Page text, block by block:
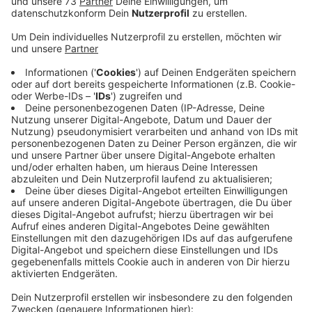
Keine Brandstiftung
Anzeige
Nach dem Brand einer Tenne in der Nienborger
Bauerschaft Wichum konnte die genaue Ursache nicht
festgestellt werden. Wir haben aber keine Hinweise
auf eine vorsätzliche Brandstiftung gefunden, meldet
die Polizei. Rund 100 Feuerwehrleute waren bei dem
Brand in der Nacht im Einsatz. Die ehemalige Scheune
wurde durch das Feuer komplett zerstört. Außerdem
wurden zwei Trecker und eine Werkbank beschädigt.
Die Polizei schätzt den Schaden auf eine halbe Million
Euro.